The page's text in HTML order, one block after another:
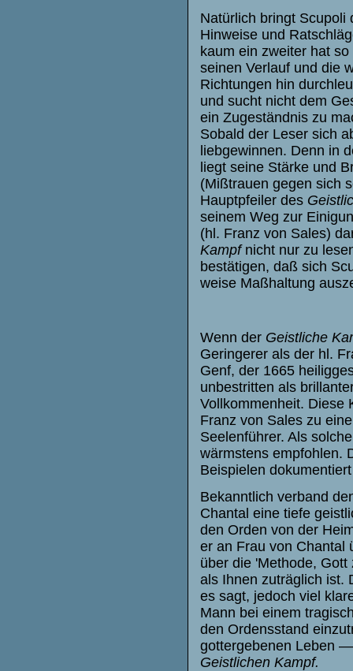
Natürlich bringt Scupoli
Hinweise und
kaum ein zweiter hat
seinen Verlauf und die
Richtungen hin
und sucht nicht dem
ein Zugeständnis zu
Sobald der Leser sich
liebgewinnen. Denn in
liegt seine Stärke und
(Mißtrauen gegen sich
Hauptpfeiler des
seinem Weg zur
(hl. Franz von Sales)
Kampf nicht nur zu
bestätigen, daß sich
weise Maßhaltung
Wenn der Geistliche
Geringerer als der hl.
Genf, der 1665
unbestritten als
Vollkommenheit. Diese
Franz von Sales zu
Seelenführer. Als
wärmstens empfohlen.
Beispielen
Bekanntlich verband
Chantal eine tiefe
den Orden von der
er an Frau von Chantal
über die 'Methode,
als Ihnen zuträglich ist.
es sagt, jedoch viel
Mann bei einem
den Ordensstand
gottergebenen Leben
Geistlichen Kampf.